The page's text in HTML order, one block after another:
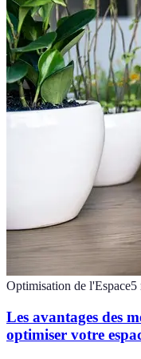
Optimisation de l'Espace5
Les avantages des
optimiser votre